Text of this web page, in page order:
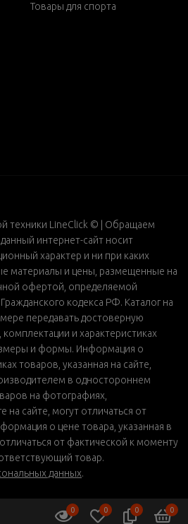
Товары для спорта
техники LineClick © | Обращаем
интернет-сайт носит
характер и ни при каких
материалы и цены, размещенные на
офертой, определяемой
кодекса РФ. Каталог на
передавать достоверную
и характеристиках
и формы. Информация о
товаров, указанная на сайте,
в одностороннем
на фотографиях,
на сайте, могут отличаться от
о цене товара, указанная в
от фактической к моменту
товар.
данных.
0 0 0 0